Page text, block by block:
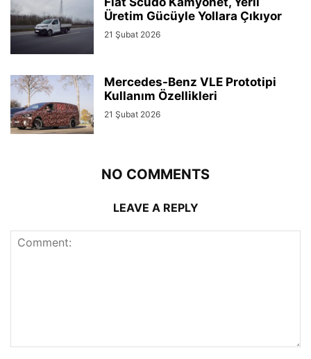
Üretim Gücüyle Yollara Çıkıyor
21 Şubat 2026
Mercedes-Benz VLE Prototipi
Kullanım Özellikleri
21 Şubat 2026
NO COMMENTS
LEAVE A REPLY